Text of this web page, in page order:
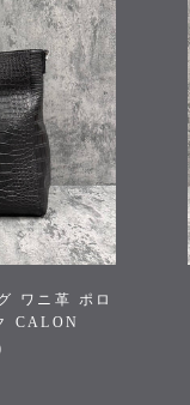
ワニ革 ポロ
CALON